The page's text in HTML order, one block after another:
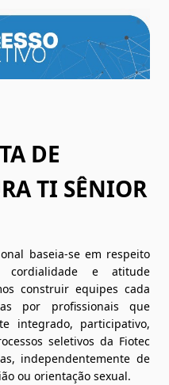
DE
TI SÊNIOR
baseia-se em respeito
cordialidade e atitude
construir equipes cada
por profissionais que
integrado, participativo,
seletivos da Fiotec
independentemente de
ou orientação sexual.